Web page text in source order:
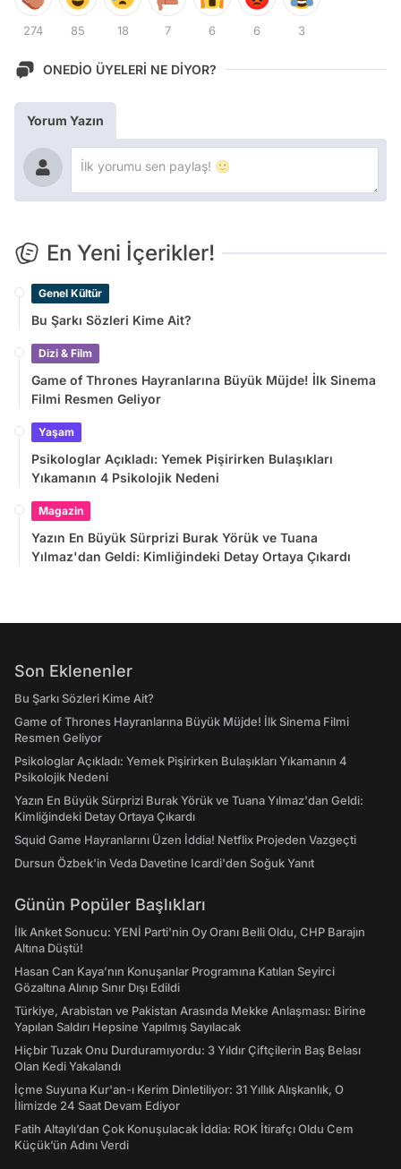
274 85 18 7 6 6 3
ONEDİO ÜYELERİ NE DİYOR?
Yorum Yazın
En Yeni İçerikler!
Genel Kültür
Bu Şarkı Sözleri Kime Ait?
Dizi & Film
Game of Thrones Hayranlarına Büyük Müjde! İlk Sinema
Filmi Resmen Geliyor
Yaşam
Psikologlar Açıkladı: Yemek Pişirirken Bulaşıkları
Yıkamanın 4 Psikolojik Nedeni
Magazin
Yazın En Büyük Sürprizi Burak Yörük ve Tuana
Yılmaz'dan Geldi: Kimliğindeki Detay Ortaya Çıkardı
Son Eklenenler
Bu Şarkı Sözleri Kime Ait?
Game of Thrones Hayranlarına Büyük Müjde! İlk Sinema Filmi
Resmen Geliyor
Psikologlar Açıkladı: Yemek Pişirirken Bulaşıkları Yıkamanın 4
Psikolojik Nedeni
Yazın En Büyük Sürprizi Burak Yörük ve Tuana Yılmaz'dan Geldi:
Kimliğindeki Detay Ortaya Çıkardı
Squid Game Hayranlarını Üzen İddia! Netflix Projeden Vazgeçti
Dursun Özbek'in Veda Davetine Icardi'den Soğuk Yanıt
Günün Popüler Başlıkları
İlk Anket Sonucu: YENİ Parti'nin Oy Oranı Belli Oldu, CHP Barajın
Altına Düştü!
Hasan Can Kaya’nın Konuşanlar Programına Katılan Seyirci
Gözaltına Alınıp Sınır Dışı Edildi
Türkiye, Arabistan ve Pakistan Arasında Mekke Anlaşması: Birine
Yapılan Saldırı Hepsine Yapılmış Sayılacak
Hiçbir Tuzak Onu Durduramıyordu: 3 Yıldır Çiftçilerin Baş Belası
Olan Kedi Yakalandı
İçme Suyuna Kur'an-ı Kerim Dinletiliyor: 31 Yıllık Alışkanlık, O
İlimizde 24 Saat Devam Ediyor
Fatih Altaylı’dan Çok Konuşulacak İddia: ROK İtirafçı Oldu Cem
Küçük’ün Adını Verdi